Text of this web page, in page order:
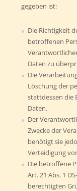
gegeben ist:
Die Richtigkeit
betroffenen
Daten zu
Die
Löschung der
stattdessen die
Daten.
Der
Zwecke der
benötigt sie
Verteidigung
Die betroffene
Art. 21 Abs. 1
berechtigten